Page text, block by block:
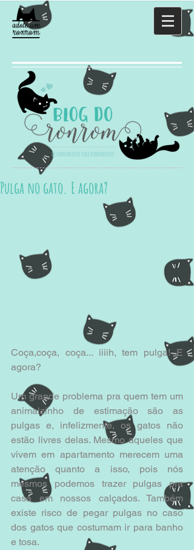
Pulga no gato. E agora?
Coça,coça, coça... iiiih, tem pulga! E
agora?
Um grande problema pra quem tem um
animalzinho de estimação são as
pulgas e, infelizmente, os gatos não
estão livres delas. Mesmo aqueles que
vivem em apartamento merecem uma
atenção quanto a isso, pois nós
mesmos podemos trazer pulgas pra
casa em nossos calçados. Também
existe risco de pegar pulgas no caso
dos gatos que costumam ir para banho
e tosa.